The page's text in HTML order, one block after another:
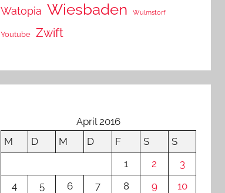
Watopia Wiesbaden Wulmstorf
Youtube Zwift
April 2016
M
D M D F S
S
1
2
3
4
5 6 7 8 9
10